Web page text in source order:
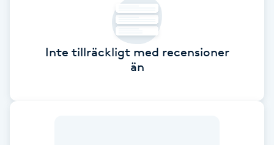
DamklippningInte tillräckligt med recensioner
än